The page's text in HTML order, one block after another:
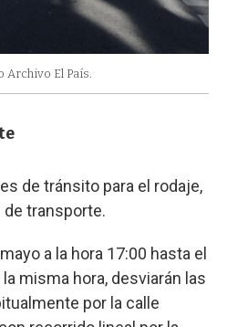
Archivo El País.
de tránsito para el rodaje,
transporte.
a la hora 17:00 hasta el
misma hora, desviarán las
por la calle